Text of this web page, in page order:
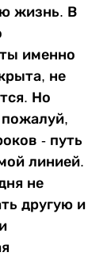
жизнь. В
именно
не
Но
- путь
линией.
не
другую и